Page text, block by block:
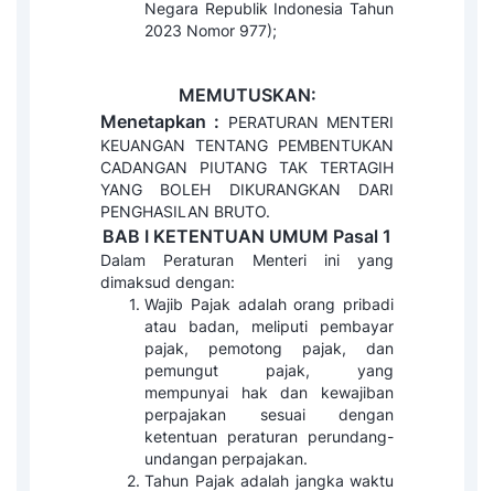
Negara Republik Indonesia Tahun
2023 Nomor 977);
MEMUTUSKAN:
Menetapkan : PERATURAN MENTERI
KEUANGAN TENTANG PEMBENTUKAN
CADANGAN PIUTANG TAK TERTAGIH
YANG BOLEH DIKURANGKAN DARI
PENGHASILAN BRUTO.
BAB I KETENTUAN UMUM Pasal 1
Dalam Peraturan Menteri ini yang
dimaksud dengan:
Wajib Pajak adalah orang pribadi
atau badan, meliputi pembayar
pajak, pemotong pajak, dan
pemungut pajak, yang
mempunyai hak dan kewajiban
perpajakan sesuai dengan
ketentuan peraturan perundang-
undangan perpajakan.
Tahun Pajak adalah jangka waktu